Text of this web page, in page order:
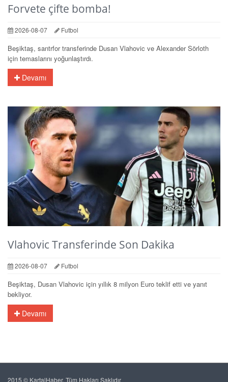
Forvete çifte bomba!
2026-08-07 Futbol
Beşiktaş, santrfor transferinde Dusan Vlahovic ve Alexander Sörloth
için temaslarını yoğunlaştırdı.
Devamı
Vlahovic Transferinde Son Dakika
2026-08-07 Futbol
Beşiktaş, Dusan Vlahovic için yıllık 8 milyon Euro teklif etti ve yanıt
bekliyor.
Devamı
2015 © KartalHaber. Tüm Hakları Saklıdır